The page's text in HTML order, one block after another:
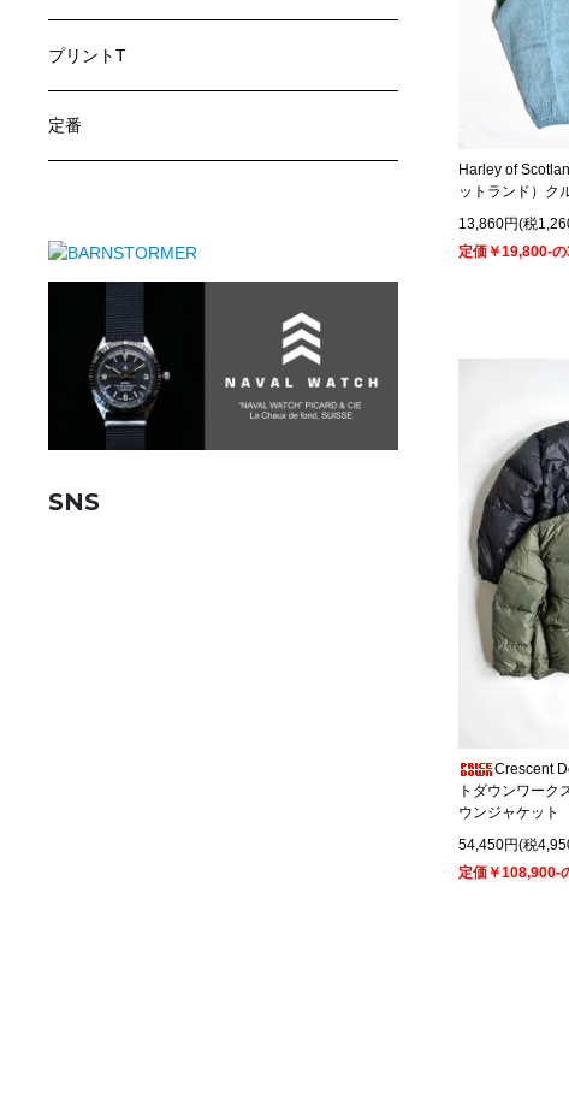
Harley of
ットランド）ク
13,860円(税
定価￥19,800-
Crescent
トダウンワーク
ウンジャケット
54,450円(税
定価￥108,900-
プリントT
定番
SNS